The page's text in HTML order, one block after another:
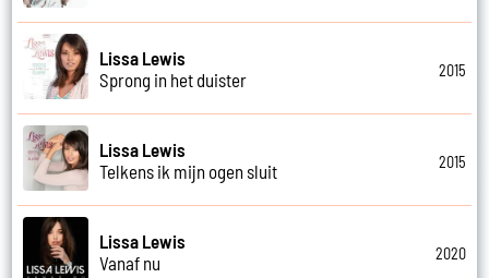
Lissa Lewis
Sprong in het duister
2015
Lissa Lewis
Telkens ik mijn ogen sluit
2015
Lissa Lewis
Vanaf nu
2020